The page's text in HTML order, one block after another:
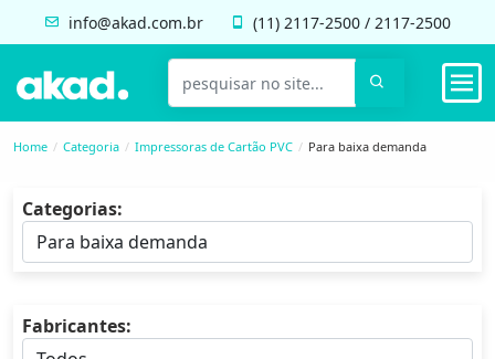
info@akad.com.br (11) 2117-2500 / 2117-2500
Home Categoria Impressoras de Cartão PVC Para baixa demanda
Categorias:
Fabricantes: